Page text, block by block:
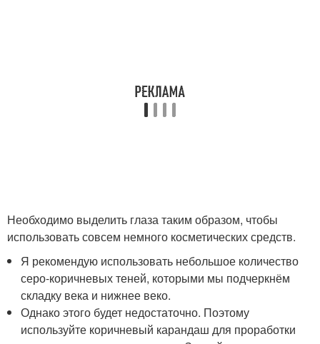
Необходимо выделить глаза таким образом, чтобы
использовать совсем немного косметических средств.
Я рекомендую использовать небольшое количество
серо-коричневых теней, которыми мы подчеркнём
складку века и нижнее веко.
Однако этого будет недостаточно. Поэтому
используйте коричневый карандаш для проработки